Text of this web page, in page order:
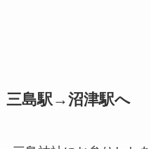
三島駅→沼津駅へ